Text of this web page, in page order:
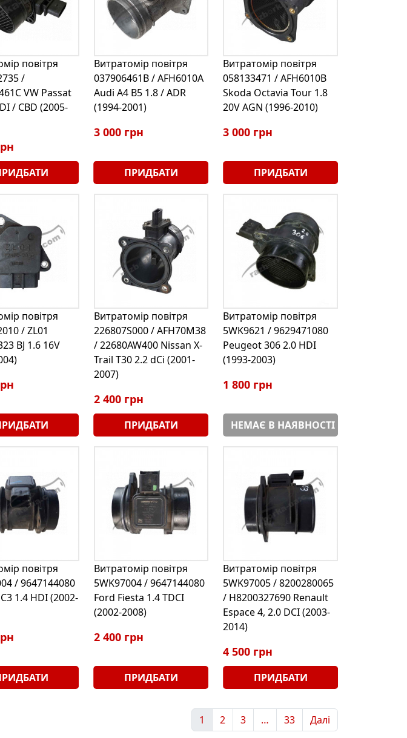
повітря
/
VW Passat
/ CBD (2005-
Витратомір повітря
037906461B / AFH6010A
Audi A4 B5 1.8 / ADR
(1994-2001)
3 000 грн
ПРИДБАТИ
Витратомір повітря
058133471 / AFH6010B
Skoda Octavia Tour 1.8
20V AGN (1996-2010)
3 000 грн
ПРИДБАТИ
повітря
/ ZL01
BJ 1.6 16V
Витратомір повітря
226807S000 / AFH70M38
/ 22680AW400 Nissan X-
Trail T30 2.2 dCi (2001-
2007)
2 400 грн
ПРИДБАТИ
Витратомір повітря
5WK9621 / 9629471080
Peugeot 306 2.0 HDI
(1993-2003)
1 800 грн
НЕМАЄ В НАЯВНОСТІ
повітря
/ 9647144080
1.4 HDI (2002-
Витратомір повітря
5WK97004 / 9647144080
Ford Fiesta 1.4 TDCI
(2002-2008)
2 400 грн
ПРИДБАТИ
Витратомір повітря
5WK97005 / 8200280065
/ H8200327690 Renault
Espace 4, 2.0 DCI (2003-
2014)
4 500 грн
ПРИДБАТИ
1 2 3 … 33 Далі